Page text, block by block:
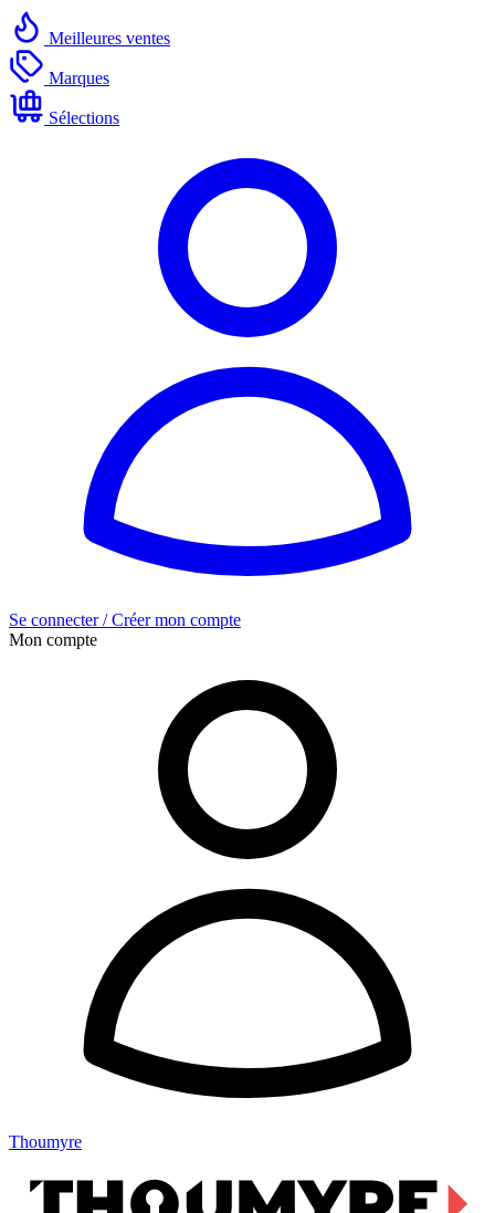
Meilleures ventes
Marques
Sélections
Se connecter / Créer mon compte
Mon compte
Thoumyre